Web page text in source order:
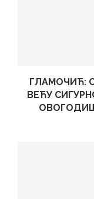
ГЛАМОЧИЋ:
ВЕЋУ